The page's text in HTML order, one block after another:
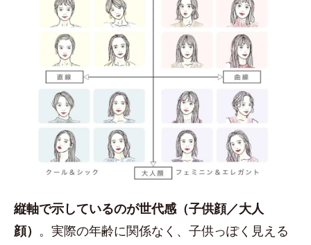
縦軸で示しているのが世代感（子供顔／大人
顔） 。実際の年齢に関係なく、子供っぽく見える